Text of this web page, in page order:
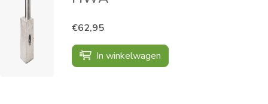
€62,95
In winkelwagen